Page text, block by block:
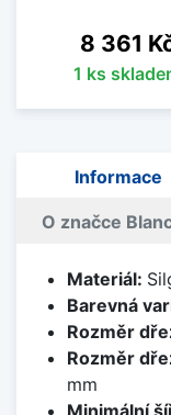
Cena
8 361
1 ks
Informace
O značce
Materiál:
Barevná
Rozměr
Rozměr
mm
Minimální